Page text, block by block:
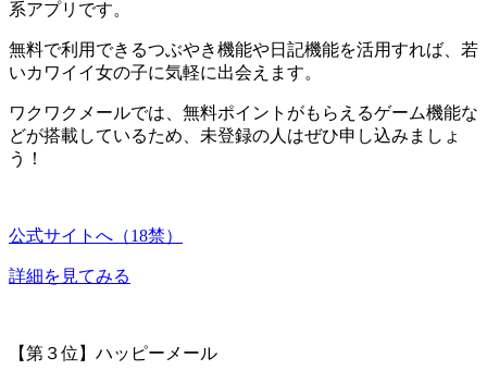
系アプリです。
無料で利用できるつぶやき機能や日記機能を活用すれば、若
いカワイイ女の子に気軽に出会えます。
ワクワクメールでは、 無料ポイントがもらえるゲーム機能な
どが搭載しているため、未登録の人はぜひ申し込みましょ
う！
公式サイトへ（18禁）
詳細を見てみる
【第３位】ハッピーメール